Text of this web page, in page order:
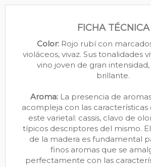
FICHA TÉCNICA
Color: Rojo rubí con
violáceos, vivaz. Sus tonalidades
vino joven de gran
brillante.
Aroma:La presencia de
acompleja con las características
este varietal: cassis, clavo de
típicos descriptores del mismo.
de la madera es fundamental
finos aromas que se
perfectamente con las